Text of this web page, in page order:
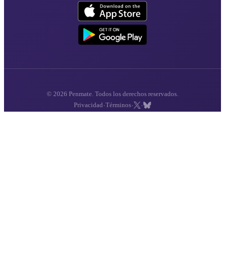
© 2026 Penmate. Todos los derechos reservados.
Privacidad ·Términos· ·